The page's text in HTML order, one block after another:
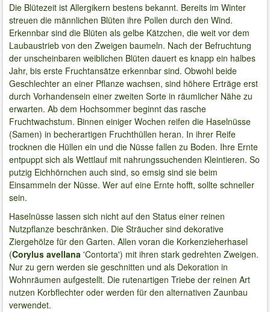
Die Blütezeit ist Allergikern bestens bekannt. Bereits im Winter
streuen die männlichen Blüten ihre Pollen durch den Wind.
Erkennbar sind die Blüten als gelbe Kätzchen, die weit vor dem
Laubaustrieb von den Zweigen baumeln. Nach der Befruchtung
der unscheinbaren weiblichen Blüten dauert es knapp ein halbes
Jahr, bis erste Fruchtansätze erkennbar sind. Obwohl beide
Geschlechter an einer Pflanze wachsen, sind höhere Erträge erst
durch Vorhandensein einer zweiten Sorte in räumlicher Nähe zu
erwarten. Ab dem Hochsommer beginnt das rasche
Fruchtwachstum. Binnen einiger Wochen reifen die Haselnüsse
(Samen) in becherartigen Fruchthüllen heran. In ihrer Reife
trocknen die Hüllen ein und die Nüsse fallen zu Boden. Ihre Ernte
entpuppt sich als Wettlauf mit nahrungssuchenden Kleintieren. So
putzig Eichhörnchen auch sind, so emsig sind sie beim
Einsammeln der Nüsse. Wer auf eine Ernte hofft, sollte schneller
sein.
Haselnüsse lassen sich nicht auf den Status einer reinen
Nutzpflanze beschränken. Die Sträucher sind dekorative
Ziergehölze für den Garten. Allen voran die Korkenzieherhasel
(Corylus avellana 'Contorta') mit ihren stark gedrehten Zweigen.
Nur zu gern werden sie geschnitten und als Dekoration in
Wohnräumen aufgestellt. Die rutenartigen Triebe der reinen Art
nutzen Korbflechter oder werden für den alternativen Zaunbau
verwendet.